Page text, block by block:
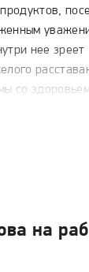
нее зреет
со
перейти в
худших
хорош
самым
на